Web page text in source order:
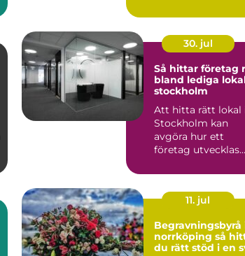
När varufl...
30. jul
Så hittar företag
bland lediga
stockholm
Att hitta rätt lokal
Stockholm kan
avgöra hur ett
företag utvecklas
framåt. Läget p...
11. jul
Begravningsbyrå
norrköping så hittar
du rätt stöd i en